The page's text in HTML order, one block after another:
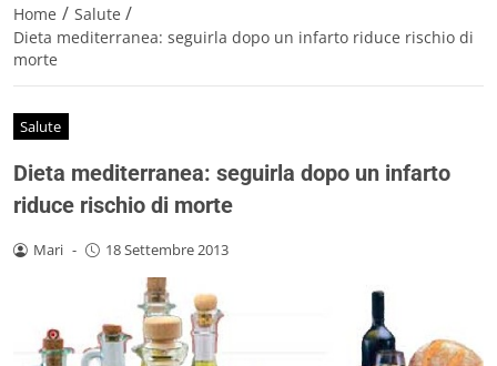
Home / Salute /
Dieta mediterranea: seguirla dopo un infarto riduce rischio di
morte
Salute
Dieta mediterranea: seguirla dopo un infarto
riduce rischio di morte
Mari - 18 Settembre 2013